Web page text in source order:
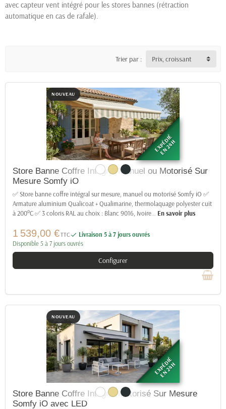
avec capteur vent intégré pour les stores bannes (rétraction
automatique en cas de rafale).
Trier par : Prix, croissant
NOUVEAU
EXPÉDIÉ
EN 24H
Store Banne Coffre Intégral Manuel ou Motorisé Sur
Mesure Somfy iO
✅ Store banne coffre intégral sur mesure, manuel ou motorisé Somfy iO ✅
Armature aluminium Qualicoat + Qualimarine, thermolaquage polyester cuit
à 200°C ✅ 3 coloris RAL au choix : Blanc 9016, Ivoire
En savoir plus
1 539,00 €TTC Livraison 5 à 7 jours ouvrés
Disponible 5 à 7 jours ouvrés
Configurer
NOUVEAU
EXPÉDIÉ
EN 24H
Store Banne Coffre Intégral Motorisé Sur Mesure
Somfy iO avec LED